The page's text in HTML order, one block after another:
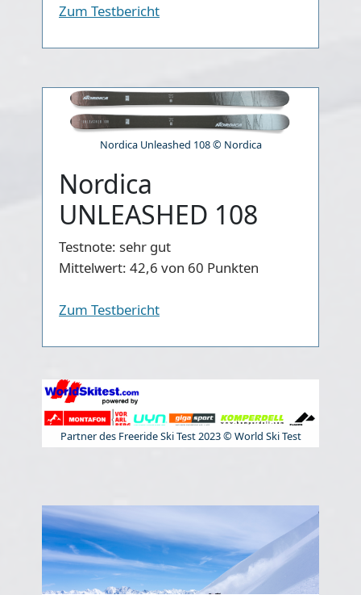
Zum Testbericht
Nordica Unleashed 108 © Nordica
Nordica
UNLEASHED 108
Testnote: sehr gut
Mittelwert: 42,6 von 60 Punkten
Zum Testbericht
Partner des Freeride Ski Test 2023 © World Ski Test